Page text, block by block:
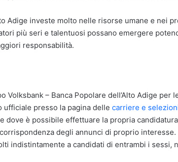
Adige investe molto nelle risorse umane e nei
più seri e talentuosi possano emergere
responsabilità.
– Banca Popolare dell’Alto Adige per
presso la pagina delle carriere e
dove è possibile effettuare la propria
degli annunci di proprio interesse.
indistintamente a candidati di entrambi i sessi,